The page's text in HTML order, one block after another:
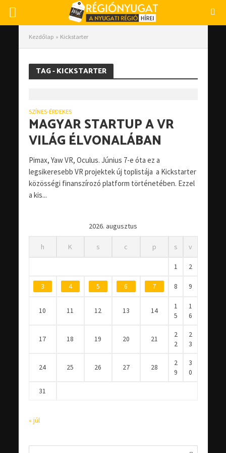
Kezdőlap » Kickstarter
TAG - KICKSTARTER
SZÍNES-ÉRDEKES
MAGYAR STARTUP A VR
VILÁG ÉLVONALÁBAN
Pimax, Yaw VR, Oculus. Június 7-e óta ez a
legsikeresebb VR projektek új toplistája a Kickstarter
közösségi finanszírozó platform történetében. Ezzel
a kis...
2026. augusztus
h K s c p s v
1 2
3 4 5 6 7 8 9
10 11 12 13 14
1
5
1
6
17 18 19 20 21
2
2
2
3
24 25 26 27 28
2
9
3
0
31
« júl